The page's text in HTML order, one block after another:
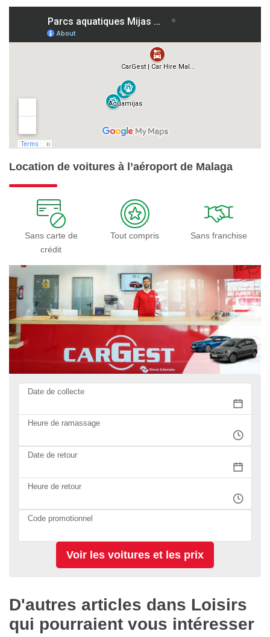
Location de voitures à l’aéroport de Malaga
Sans carte de
crédit
Tout compris Sans franchise
Date de collecte
Heure de ramassage
Date de retour
Heure de retour
Code promotionnel
D'autres articles dans Loisirs
qui pourraient vous intéresser